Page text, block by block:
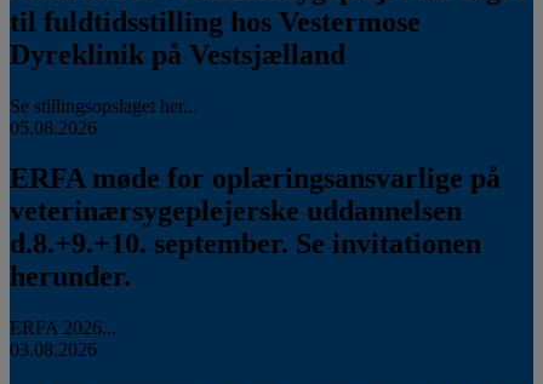
til fuldtidsstilling hos Vestermose
Dyreklinik på Vestsjælland
Se stillingsopslaget her...
05.08.2026
ERFA møde for oplæringsansvarlige på
veterinærsygeplejerske uddannelsen
d.8.+9.+10. september. Se invitationen
herunder.
ERFA 2026...
03.08.2026